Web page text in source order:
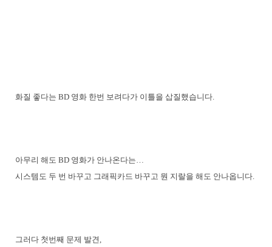
화질 좋다는 BD 영화 한번 보려다가 이틀을 삽질했습니다.
아무리 해도 BD 영화가 안나온다는…
시스템도 두 번 바꾸고 그래픽카드 바꾸고 뭔 지랄을 해도 안나옵니다.
그러다 첫번째 문제 발견,